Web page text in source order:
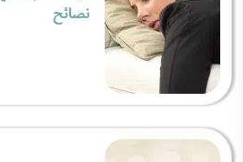
نصائح